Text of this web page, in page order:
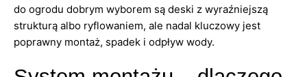
do ogrodu dobrym wyborem są deski z wyraźniejszą
strukturą albo ryflowaniem, ale nadal kluczowy jest
poprawny montaż, spadek i odpływ wody.